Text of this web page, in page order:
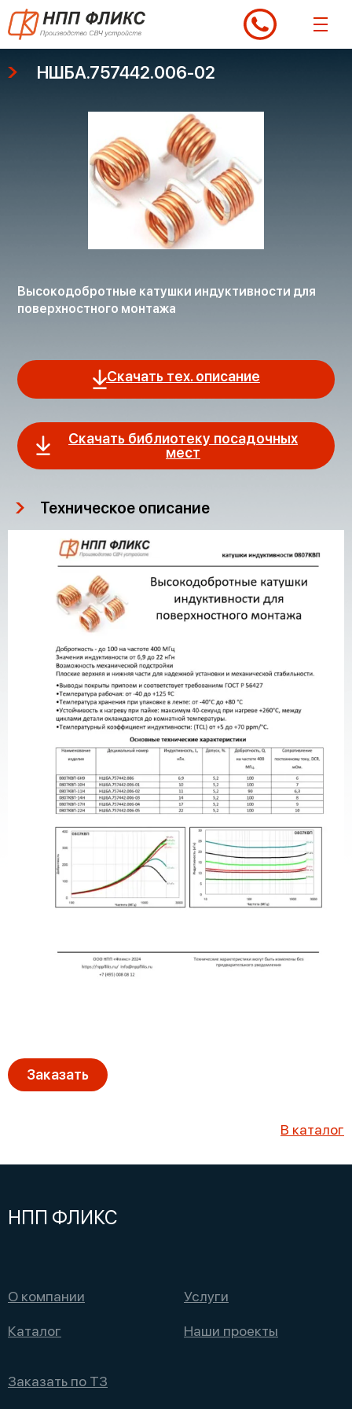
Перейти
содержимому
НШБА.757442.006-02
Высокодобротные катушки индуктивности для
поверхностного монтажа
Скачать тех. описание
Скачать библиотеку посадочных
мест
Техническое описание
Заказать
В каталог
НПП ФЛИКС
О компании
Каталог
Услуги
Наши проекты
Заказать по ТЗ